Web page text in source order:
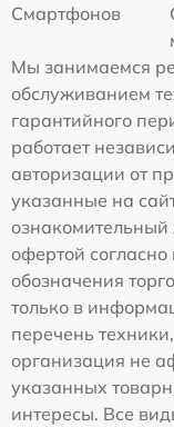
Смартфонов
Мы занимаемся
обслуживанием
гарантийного
работает
авторизации от
указанные на
ознакомительный
офертой
обозначения
только в
перечень
организация не
указанных
интересы. Все